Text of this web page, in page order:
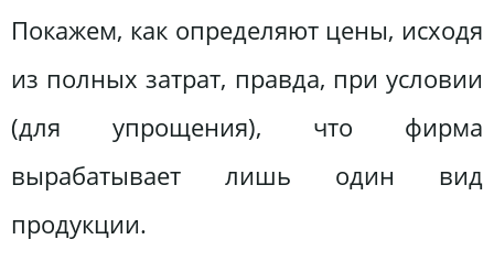
Покажем, как определяют цены, исходя
из полных затрат, правда, при условии
(для упрощения), что фирма
вырабатывает лишь один вид
продукции.